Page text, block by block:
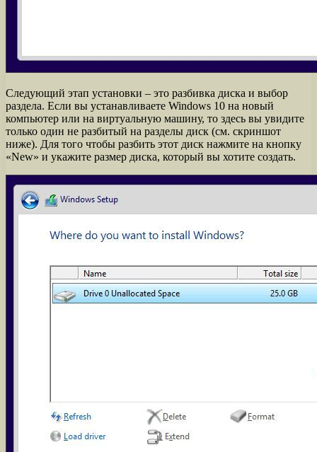
Следующий этап установки – это разбивка диска и выбор
раздела. Если вы устанавливаете Windows 10 на новый
компьютер или на виртуальную машину, то здесь вы увидите
только один не разбитый на разделы диск (см. скриншот
ниже). Для того чтобы разбить этот диск нажмите на кнопку
«New» и укажите размер диска, который вы хотите создать.